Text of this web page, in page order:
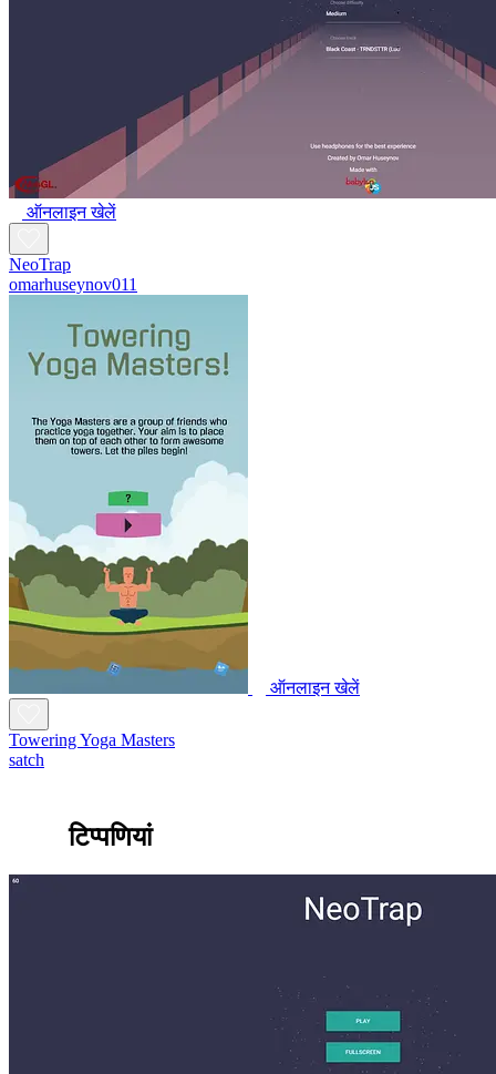
ऑनलाइन खेलें
NeoTrap
omarhuseynov011
ऑनलाइन खेलें
Towering Yoga Masters
satch
टिप्पणियां